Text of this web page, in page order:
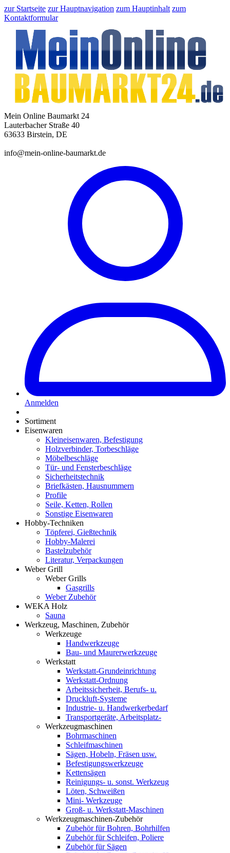
zur Startseite zur Hauptnavigation zum Hauptinhalt zum
Kontaktformular
Mein Online Baumarkt 24
Lauterbacher Straße 40
63633 Birstein, DE
info@mein-online-baumarkt.de
Anmelden
Sortiment
Eisenwaren
Kleineisenwaren, Befestigung
Holzverbinder, Torbeschläge
Möbelbeschläge
Tür- und Fensterbeschläge
Sicherheitstechnik
Briefkästen, Hausnummern
Profile
Seile, Ketten, Rollen
Sonstige Eisenwaren
Hobby-Techniken
Töpferei, Gießtechnik
Hobby-Malerei
Bastelzubehör
Literatur, Verpackungen
Weber Grill
Weber Grills
Gasgrills
Weber Zubehör
WEKA Holz
Sauna
Werkzeug, Maschinen, Zubehör
Werkzeuge
Handwerkzeuge
Bau- und Maurerwerkzeuge
Werkstatt
Werkstatt-Grundeinrichtung
Werkstatt-Ordnung
Arbeitssicherheit, Berufs- u.
Druckluft-Systeme
Industrie- u. Handwerkerbedarf
Transportgeräte, Arbeitsplatz-
Werkzeugmaschinen
Bohrmaschinen
Schleifmaschinen
Sägen, Hobeln, Fräsen usw.
Befestigungswerkzeuge
Kettensägen
Reinigungs- u. sonst. Werkzeug
Löten, Schweißen
Mini- Werkzeuge
Groß- u. Werkstatt-Maschinen
Werkzeugmaschinen-Zubehör
Zubehör für Bohren, Bohrhilfen
Zubehör für Schleifen, Poliere
Zubehör für Sägen